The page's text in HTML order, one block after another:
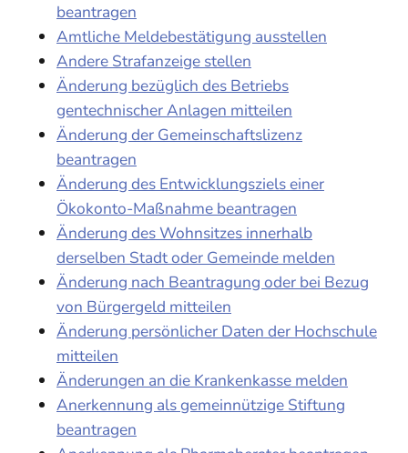
beantragen
Amtliche Meldebestätigung ausstellen
Andere Strafanzeige stellen
Änderung bezüglich des Betriebs
gentechnischer Anlagen mitteilen
Änderung der Gemeinschaftslizenz
beantragen
Änderung des Entwicklungsziels einer
Ökokonto-Maßnahme beantragen
Änderung des Wohnsitzes innerhalb
derselben Stadt oder Gemeinde melden
Änderung nach Beantragung oder bei Bezug
von Bürgergeld mitteilen
Änderung persönlicher Daten der Hochschule
mitteilen
Änderungen an die Krankenkasse melden
Anerkennung als gemeinnützige Stiftung
beantragen